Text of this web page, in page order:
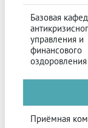
Базовая
управления и
финансового
оздоровления
Приёмная